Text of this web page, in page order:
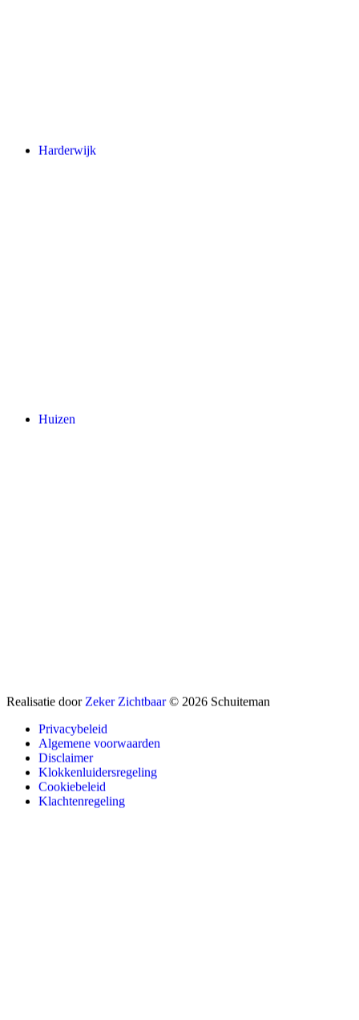
Harderwijk
Huizen
Realisatie door Zeker Zichtbaar © 2026 Schuiteman
Privacybeleid
Algemene voorwaarden
Disclaimer
Klokkenluidersregeling
Cookiebeleid
Klachtenregeling